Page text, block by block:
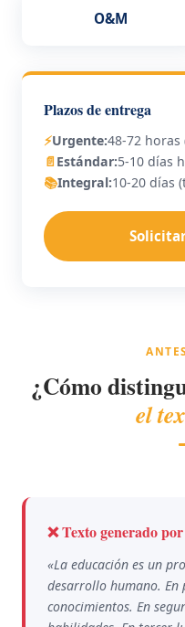
O&M
Plazos de entrega
⚡Urgente:48-72
📄Estándar:5-10 días
📚Integral:10-20 días
¿Cómo
el
❌ Texto generado
«La educación es un
desarrollo humano.
conocimientos. En